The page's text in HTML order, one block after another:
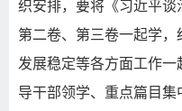
织安排，要将《习近平谈
第二卷、第三卷一起学
发展稳定等各方面工作
导干部领学、重点篇目